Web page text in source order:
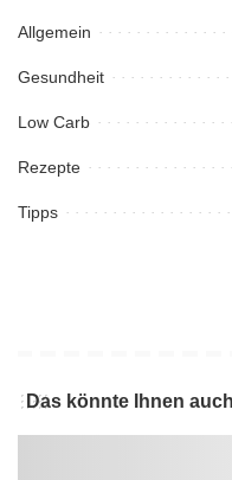
Allgemein
Gesundheit
Low Carb
Rezepte
Tipps
Das könnte Ihnen